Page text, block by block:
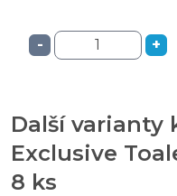
- +
Další varianty
Exclusive
8 ks